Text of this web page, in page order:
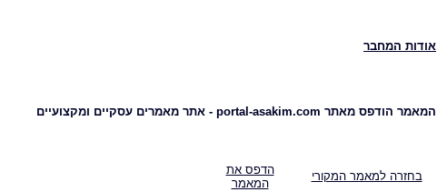
אודות המחבר
המאמר הודפס מאתר portal-asakim.com - אתר מאמרים עסקיים ומקצועיים
בחזרה למאמר המקורי
הדפס את
המאמר